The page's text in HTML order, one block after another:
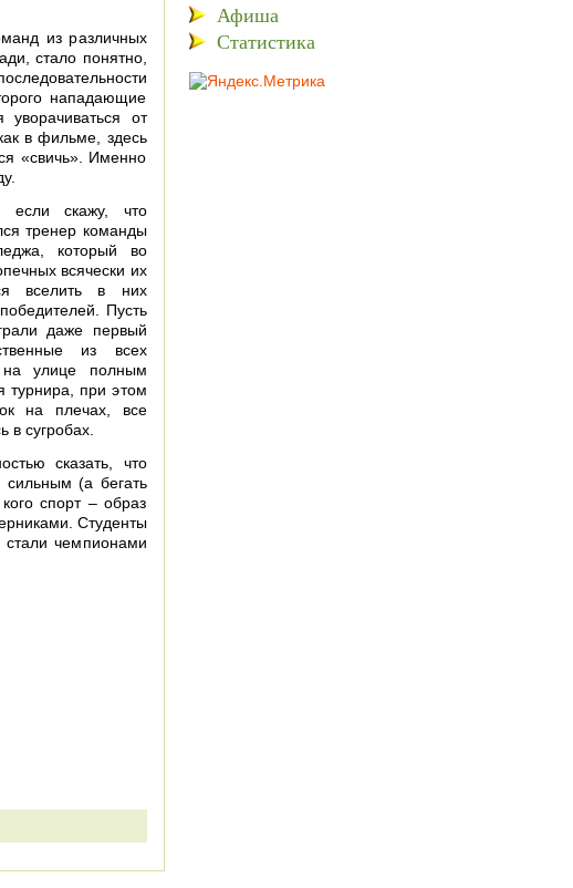
из различных
стало понятно,
нападающие
от
в фильме, здесь
«свичь». Именно
если скажу, что
тренер команды
который во
всячески их
вселить в них
Пусть
даже первый
из всех
на улице полным
турнира, при этом
на плечах, все
в сугробах.
сказать, что
сильным (а бегать
спорт – образ
Студенты
чемпионами
Афиша
Статистика